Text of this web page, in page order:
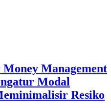
Management
Modal
Resiko